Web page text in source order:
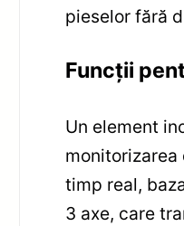
pieselor fără
Funcții
Un element
monitorizarea
timp real,
3 axe, care